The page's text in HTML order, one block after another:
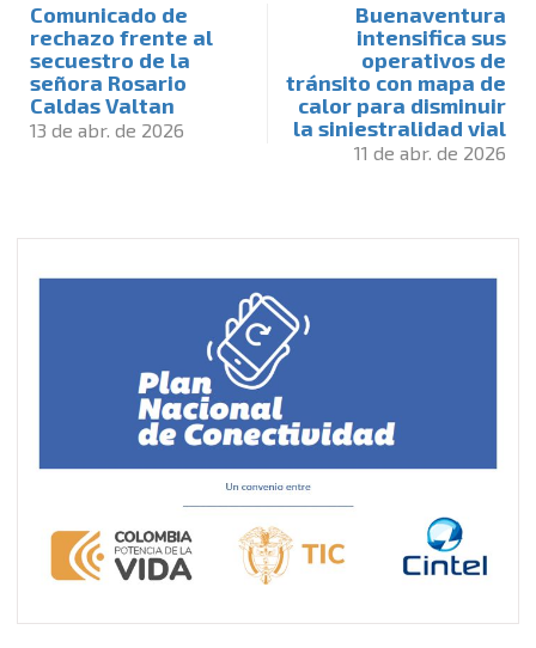
Comunicado de
rechazo frente al
secuestro de la
señora Rosario
Caldas Valtan
13 de abr. de 2026
Buenaventura
intensifica sus
operativos de
tránsito con mapa de
calor para disminuir
la siniestralidad vial
11 de abr. de 2026